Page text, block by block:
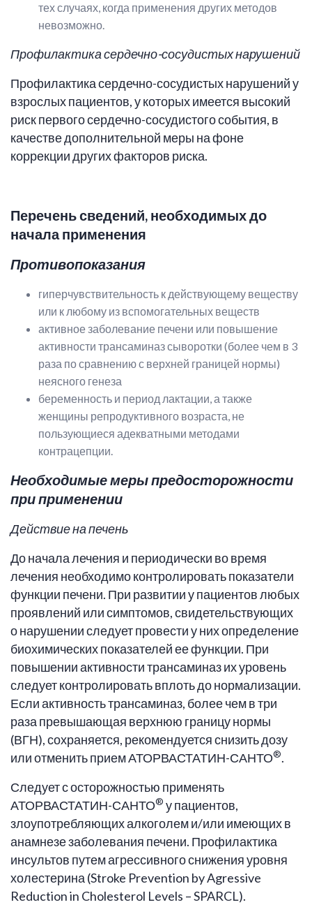
тех случаях, когда применения других методов
невозможно.
Профилактика сердечно-сосудистых нарушений
Профилактика сердечно-сосудистых нарушений у
взрослых пациентов, у которых имеется высокий
риск первого сердечно-сосудистого события, в
качестве дополнительной меры на фоне
коррекции других факторов риска.
Перечень сведений, необходимых до
начала применения
Противопоказания
гиперчувствительность к действующему веществу
или к любому из вспомогательных веществ
активное заболевание печени или повышение
активности трансаминаз сыворотки (более чем в 3
раза по сравнению с верхней границей нормы)
неясного генеза
беременность и период лактации, а также
женщины репродуктивного возраста, не
пользующиеся адекватными методами
контрацепции.
Необходимые меры предосторожности
при применении
Действие на печень
До начала лечения и периодически во время
лечения необходимо контролировать показатели
функции печени. При развитии у пациентов любых
проявлений или симптомов, свидетельствующих
о нарушении следует провести у них определение
биохимических показателей ее функции. При
повышении активности трансаминаз их уровень
следует контролировать вплоть до нормализации.
Если активность трансаминаз, более чем в три
раза превышающая верхнюю границу нормы
(ВГН), сохраняется, рекомендуется снизить дозу
или отменить прием АТОРВАСТАТИН-САНТО®.
Следует с осторожностью применять
АТОРВАСТАТИН-САНТО® у пациентов,
злоупотребляющих алкоголем и/или имеющих в
анамнезе заболевания печени. Профилактика
инсультов путем агрессивного снижения уровня
холестерина (Stroke Prevention by Agressive
Reduction in Cholesterol Levels – SPARCL).